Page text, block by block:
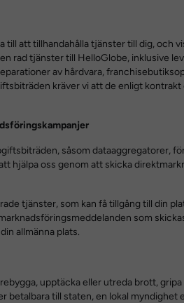
att tillhandahålla tjänster till dig, och
rad tjänster till HelloGlobe, inklusive
av hårdvara,
kräver vi att de enligt
såsom dataaggregatorer,
hjälpa oss genom att skicka
tjänster, som kan få tillgång till din
som
allmänna plats.
upptäcka eller utreda brott,
betalbara till staten, en lokal